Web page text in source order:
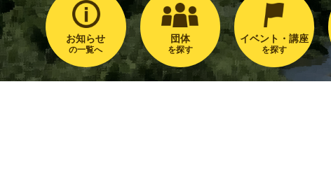
お知らせ
の一覧へ
団体
を探す
イベント・講座
を探す